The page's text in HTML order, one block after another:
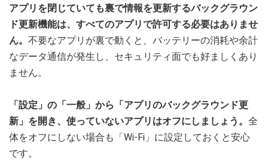
アプリを閉じていても裏で情報を更新するバックグラウン
ド更新機能は、すべてのアプリで許可する必要はありませ
ん。 不要なアプリが裏で動くと、バッテリーの消耗や余計
なデータ通信が発生し、セキュリティ面でも好ましくあり
ません。
「設定」の「一般」から「アプリのバックグラウンド更
新」を開き、使っていないアプリはオフにしましょう。 全
体をオフにしない場合も「Wi-Fi」に設定しておくと安心
です。